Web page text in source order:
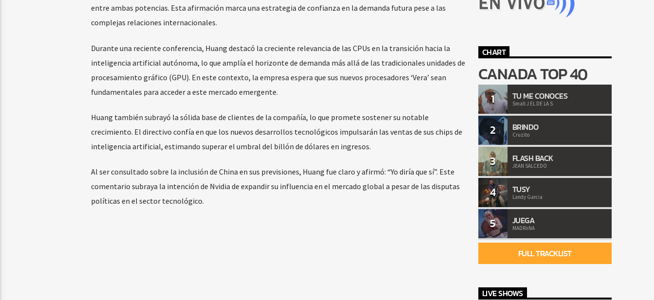
entre ambas potencias. Esta afirmación marca una estrategia de confianza en la demanda futura pese a las
complejas relaciones internacionales.
Durante una reciente conferencia, Huang destacó la creciente relevancia de las CPUs en la transición hacia la
inteligencia artificial autónoma, lo que amplía el horizonte de demanda más allá de las tradicionales unidades de
procesamiento gráfico (GPU). En este contexto, la empresa espera que sus nuevos procesadores ‘Vera’ sean
fundamentales para acceder a este mercado emergente.
Huang también subrayó la sólida base de clientes de la compañía, lo que promete sostener su notable
crecimiento. El directivo confía en que los nuevos desarrollos tecnológicos impulsarán las ventas de sus chips de
inteligencia artificial, estimando superar el umbral del billón de dólares en ingresos.
Al ser consultado sobre la inclusión de China en sus previsiones, Huang fue claro y afirmó: “Yo diría que sí”. Este
comentario subraya la intención de Nvidia de expandir su influencia en el mercado global a pesar de las disputas
políticas en el sector tecnológico.
CHART
CANADA TOP 40
1 TU ME CONOCES
Small J EL DE LA S
2 BRINDO
Cruzito
3 FLASH BACK
JEAN SALCEDO
4 TUSY
Landy Garcia
5 JUEGA
MADRiiNA
FULL TRACKLIST
LIVE SHOWS